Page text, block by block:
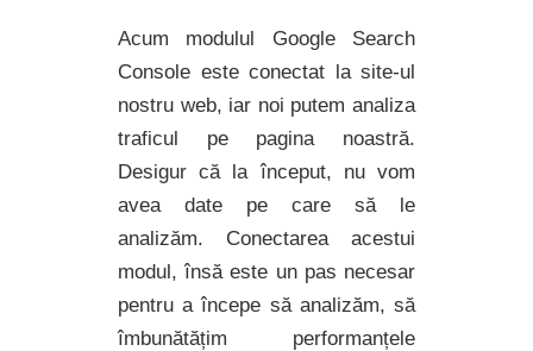
Acum modulul Google Search
Console este conectat la site-ul
nostru web, iar noi putem analiza
traficul pe pagina noastră.
Desigur că la început, nu vom
avea date pe care să le
analizăm. Conectarea acestui
modul, însă este un pas necesar
pentru a începe să analizăm, să
îmbunătățim performanțele